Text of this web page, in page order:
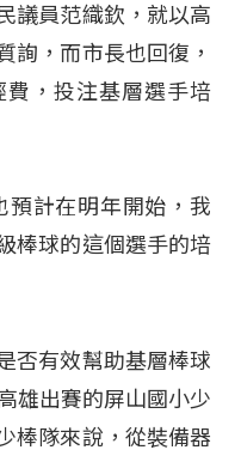
議員范織欽，就以高
詢，而市長也回復，
，投注基層選手培
預計在明年開始，我
棒球的這個選手的培
否有效幫助基層棒球
雄出賽的屏山國小少
棒隊來說，從裝備器